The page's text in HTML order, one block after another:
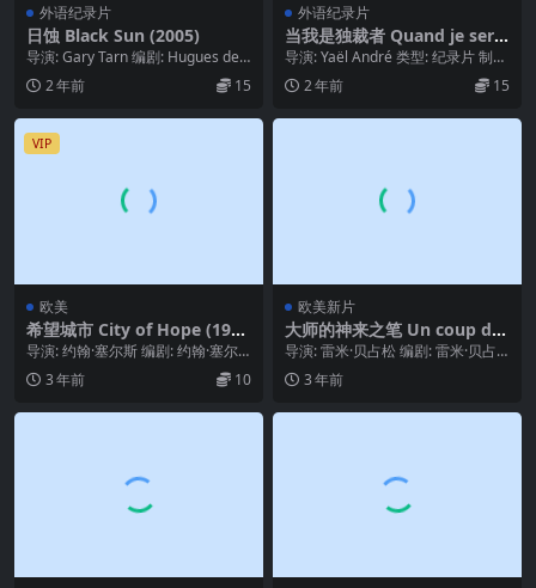
外语纪录片
日蚀 Black Sun (2005)
导演: Gary Tarn 编剧: Hugues de
Montalembert...
2 年前 15
外语纪录片
当我是独裁者 Quand je serai
dictateur (2013)
导演: Yaël André 类型: 纪录片 制片
国家/地区: 比利時 IMDb...
2 年前 15
VIP
欧美
希望城市 City of Hope (199
1)
导演: 约翰·塞尔斯 编剧: 约翰·塞尔
斯 主演: 文森特·斯帕诺 / 斯蒂芬·...
3 年前 10
欧美新片
大师的神来之笔 Un coup de
maître (2023)
导演: 雷米·贝占松 编剧: 雷米·贝占
松 / 安德烈斯·杜普拉特 / 加斯顿·...
3 年前